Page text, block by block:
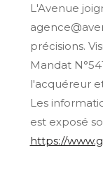
L'Avenue
précisions.
Mandat
l'acquéreur
Les
est exposé
https://